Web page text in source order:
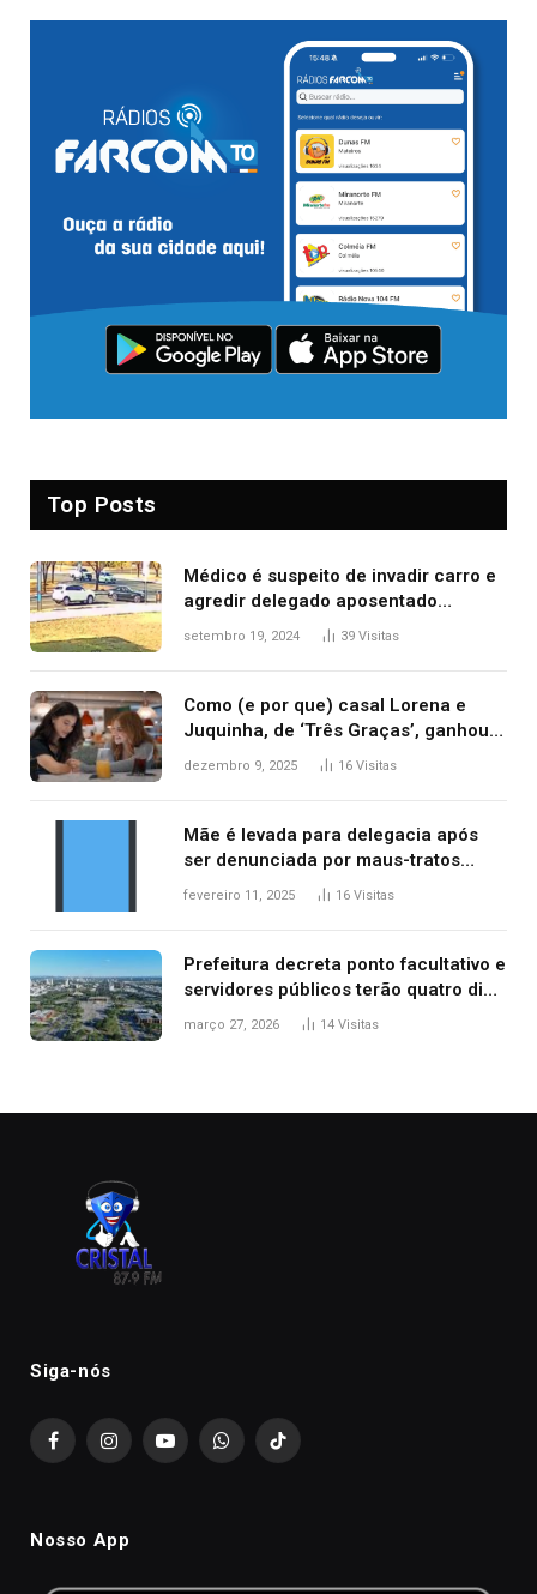
Top Posts
Médico é suspeito de invadir carro e
agredir delegado aposentado
durante confusão no trânsito
setembro 19, 2024 39 Visitas
Como (e por que) casal Lorena e
Juquinha, de ‘Três Graças’, ganhou
repercussão internacional
dezembro 9, 2025 16 Visitas
Mãe é levada para delegacia após
ser denunciada por maus-tratos
contra dois filhos, diz polícia
fevereiro 11, 2025 16 Visitas
Prefeitura decreta ponto facultativo e
servidores públicos terão quatro dias
de folga na Semana Santa
março 27, 2026 14 Visitas
Siga-nós
FacebookInstagramYouTubeWhatsAppTikTok
Nosso App